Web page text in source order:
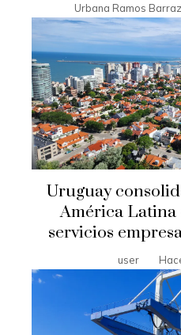
Urbana Ramos
Uruguay
América Latina
servicios
user